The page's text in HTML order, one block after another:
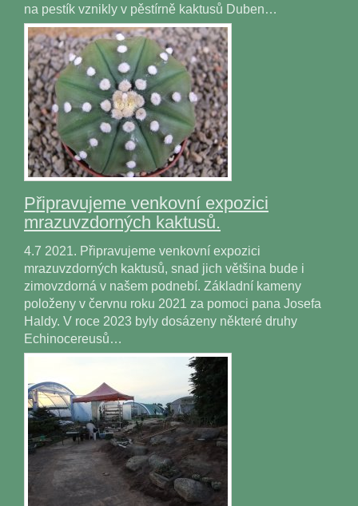
na pestík vznikly v pěstírně kaktusů Duben…
Připravujeme venkovní expozici
mrazuvzdorných kaktusů.
4.7 2021. Připravujeme venkovní expozici
mrazuvzdorných kaktusů, snad jich většina bude i
zimovzdorná v našem podnebí. Základní kameny
položeny v červnu roku 2021 za pomoci pana Josefa
Haldy. V roce 2023 byly dosázeny některé druhy
Echinocereusů…